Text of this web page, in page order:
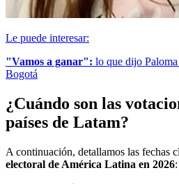
Le puede interesar:
"Vamos a ganar": lo que dijo
Bogotá
¿Cuándo son las
países de Latam?
A continuación, detallamos las fechas
electoral de América Latina en 2026: